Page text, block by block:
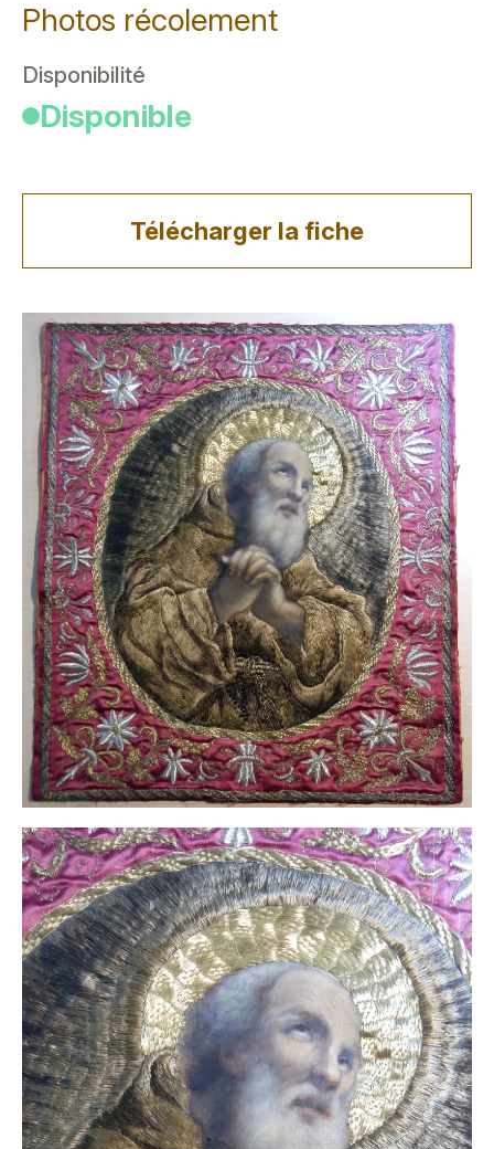
Photos récolement
Disponibilité
Disponible
Télécharger la fiche